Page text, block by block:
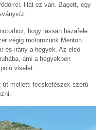
Hát ez van. Bagett, egy
hogy lassan hazafele
végig motorozunk Menton
és irány a hegyek. Az első
ami a hegyekben
viselet.
út melletti fecskefészek szerű